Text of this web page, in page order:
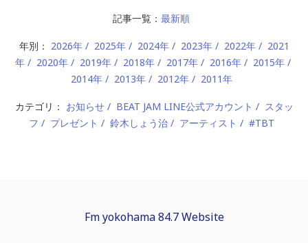
記事一覧： 最新順
年別： 2026年 2025年 2024年 2023年 2022年
2021
年
2020年 2019年 2018年 2017年 2016年
2015年
2014年
2013年 2012年 2011年
カテゴリ： お知らせ BEAT JAM LINE公式アカウント
スタッ
フ
プレゼント 鈴木しょう治 アーティスト #TBT
Fm yokohama 84.7 Website